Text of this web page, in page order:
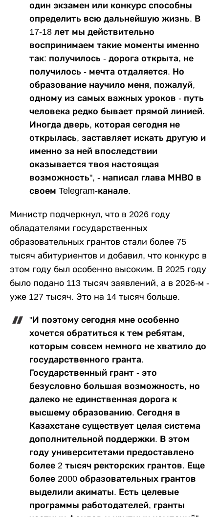
один экзамен или конкурс способны
определить всю дальнейшую жизнь. В
17-18 лет мы действительно
воспринимаем такие моменты именно
так: получилось - дорога открыта, не
получилось - мечта отдаляется. Но
образование научило меня, пожалуй,
одному из самых важных уроков - путь
человека редко бывает прямой линией.
Иногда дверь, которая сегодня не
открылась, заставляет искать другую и
именно за ней впоследствии
оказывается твоя настоящая
возможность", - написал глава МНВО в
своем Telegram-канале.
Министр подчеркнул, что в 2026 году
обладателями государственных
образовательных грантов стали более 75
тысяч абитуриентов и добавил, что конкурс в
этом году был особенно высоким. В 2025 году
было подано 113 тысяч заявлений, а в 2026-м -
уже 127 тысяч. Это на 14 тысяч больше.
"И поэтому сегодня мне особенно
хочется обратиться к тем ребятам,
которым совсем немного не хватило до
государственного гранта.
Государственный грант - это
безусловно большая возможность, но
далеко не единственная дорога к
высшему образованию. Сегодня в
Казахстане существует целая система
дополнительной поддержки. В этом
году университетами предоставлено
более 2 тысяч ректорских грантов. Еще
более 2000 образовательных грантов
выделили акиматы. Есть целевые
программы работодателей, гранты